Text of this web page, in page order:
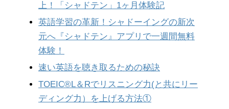
上！「シャドテン」1ヶ月体験記
英語学習の革新！シャドーイングの新次
元へ『シャドテン』アプリで一週間無料
体験！
速い英語を聴き取るための秘訣
TOEIC®︎L＆Rでリスニング力(と共にリー
ディング力）を上げる方法①